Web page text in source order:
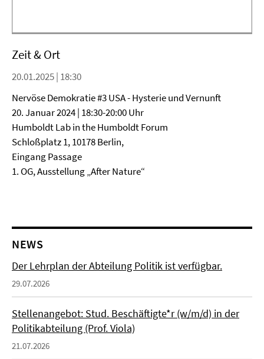
Zeit & Ort
20.01.2025 | 18:30
Nervöse Demokratie #3 USA - Hysterie und Vernunft
20. Januar 2024 | 18:30-20:00 Uhr
Humboldt Lab in the Humboldt Forum
Schloßplatz 1, 10178 Berlin,
Eingang Passage
1. OG, Ausstellung „After Nature“
NEWS
Der Lehrplan der Abteilung Politik ist verfügbar.
29.07.2026
Stellenangebot: Stud. Beschäftigte*r (w/m/d) in der
Politikabteilung (Prof. Viola)
21.07.2026